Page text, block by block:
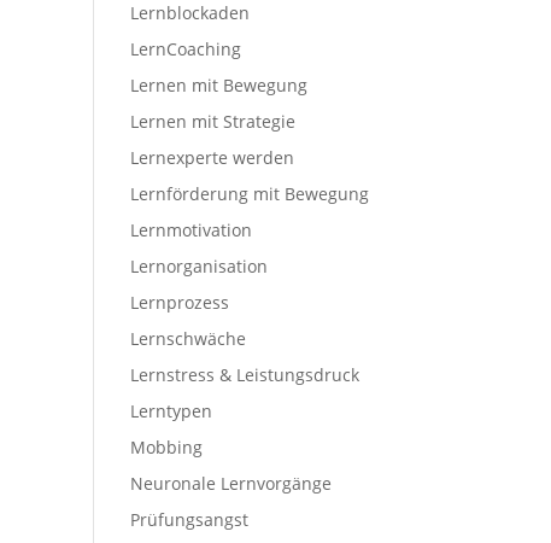
Lernblockaden
LernCoaching
Lernen mit Bewegung
Lernen mit Strategie
Lernexperte werden
Lernförderung mit Bewegung
Lernmotivation
Lernorganisation
Lernprozess
Lernschwäche
Lernstress & Leistungsdruck
Lerntypen
Mobbing
Neuronale Lernvorgänge
Prüfungsangst